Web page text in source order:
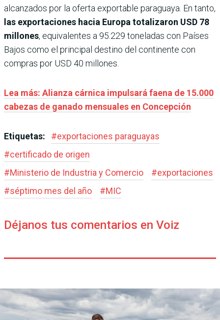
alcanzados por la oferta exportable paraguaya. En tanto,
las exportaciones hacia Europa totalizaron USD 78
millones, equivalentes a 95.229 toneladas con Países
Bajos como el principal destino del continente con
compras por USD 40 millones.
Lea más: Alianza cárnica impulsará faena de 15.000
cabezas de ganado mensuales en Concepción
Etiquetas: #exportaciones paraguayas
#certificado de origen
#Ministerio de Industria y Comercio #exportaciones
#séptimo mes del año #MIC
Déjanos tus comentarios en Voiz